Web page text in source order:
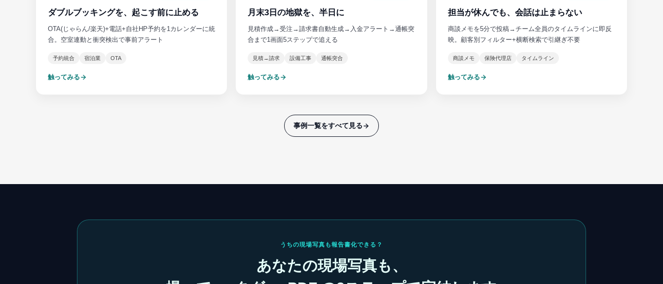
ダブルブッキングを、起こす前に止める
OTA(じゃらん/楽天)+電話+自社HP予約を1カレンダーに統
合。空室連動と衝突検出で事前アラート
予約統合 宿泊業 OTA
触ってみる
月末3日の地獄を、半日に
見積作成→受注→請求書自動生成→入金アラート→通帳突
合まで1画面5ステップで追える
見積→請求 設備工事 通帳突合
触ってみる
担当が休んでも、会話は止まらない
商談メモを5分で投稿→チーム全員のタイムラインに即反
映。顧客別フィルター+横断検索で引継ぎ不要
商談メモ 保険代理店 タイムライン
触ってみる
事例一覧をすべて見る
うちの現場写真も報告書化できる？
あなたの現場写真も、